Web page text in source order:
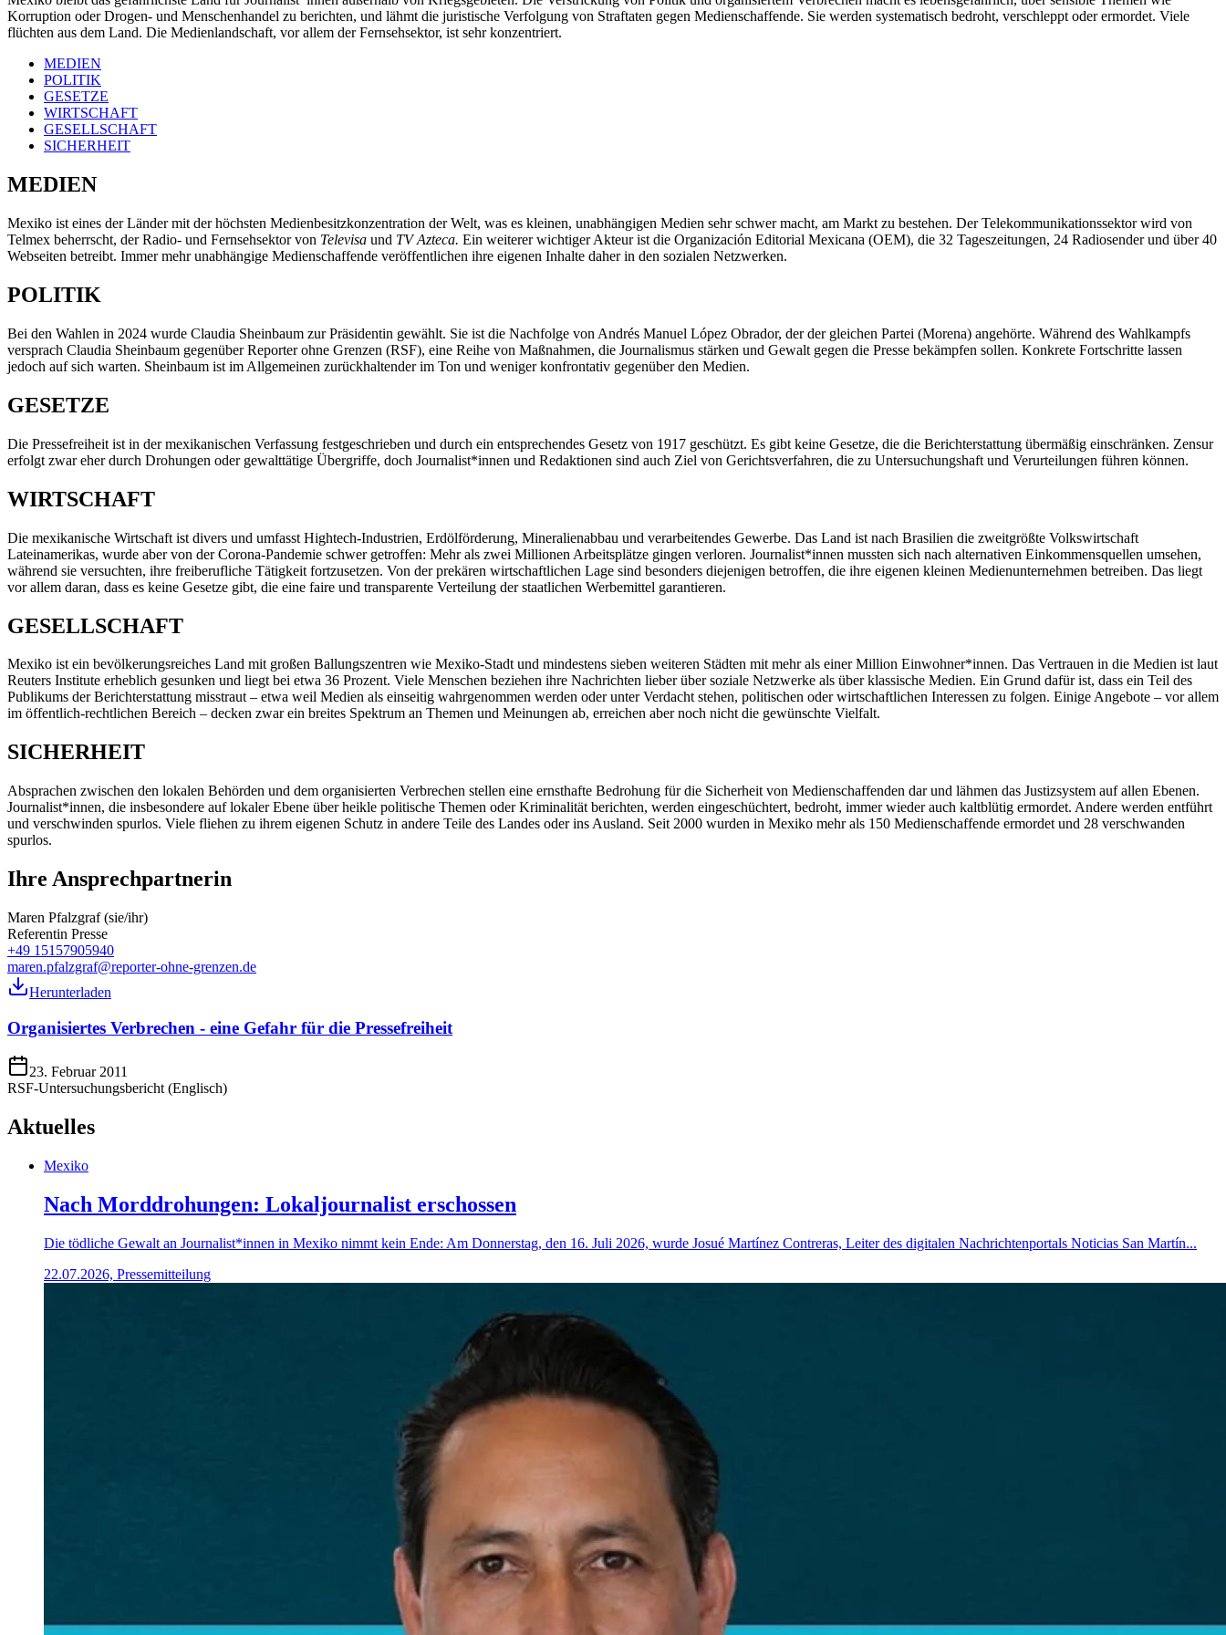
Korruption oder Drogen- und Menschenhandel zu berichten, und lähmt die juristische Verfolgung von Straftaten gegen Medienschaffende. Sie werden systematisch bedroht, verschleppt oder ermordet. Viele
flüchten aus dem Land. Die Medienlandschaft, vor allem der Fernsehsektor, ist sehr konzentriert.
MEDIEN
POLITIK
GESETZE
WIRTSCHAFT
GESELLSCHAFT
SICHERHEIT
MEDIEN
Mexiko ist eines der Länder mit der höchsten Medienbesitzkonzentration der Welt, was es kleinen, unabhängigen Medien sehr schwer macht, am Markt zu bestehen. Der Telekommunikationssektor wird von
Telmex beherrscht, der Radio- und Fernsehsektor von Televisa und TV Azteca. Ein weiterer wichtiger Akteur ist die Organización Editorial Mexicana (OEM), die 32 Tageszeitungen, 24 Radiosender und über 40
Webseiten betreibt. Immer mehr unabhängige Medienschaffende veröffentlichen ihre eigenen Inhalte daher in den sozialen Netzwerken.
POLITIK
Bei den Wahlen in 2024 wurde Claudia Sheinbaum zur Präsidentin gewählt. Sie ist die Nachfolge von Andrés Manuel López Obrador, der der gleichen Partei (Morena) angehörte. Während des Wahlkampfs
versprach Claudia Sheinbaum gegenüber Reporter ohne Grenzen (RSF), eine Reihe von Maßnahmen, die Journalismus stärken und Gewalt gegen die Presse bekämpfen sollen. Konkrete Fortschritte lassen
jedoch auf sich warten. Sheinbaum ist im Allgemeinen zurückhaltender im Ton und weniger konfrontativ gegenüber den Medien.
GESETZE
Die Pressefreiheit ist in der mexikanischen Verfassung festgeschrieben und durch ein entsprechendes Gesetz von 1917 geschützt. Es gibt keine Gesetze, die die Berichterstattung übermäßig einschränken. Zensur
erfolgt zwar eher durch Drohungen oder gewalttätige Übergriffe, doch Journalist*innen und Redaktionen sind auch Ziel von Gerichtsverfahren, die zu Untersuchungshaft und Verurteilungen führen können.
WIRTSCHAFT
Die mexikanische Wirtschaft ist divers und umfasst Hightech-Industrien, Erdölförderung, Mineralienabbau und verarbeitendes Gewerbe. Das Land ist nach Brasilien die zweitgrößte Volkswirtschaft
Lateinamerikas, wurde aber von der Corona-Pandemie schwer getroffen: Mehr als zwei Millionen Arbeitsplätze gingen verloren. Journalist*innen mussten sich nach alternativen Einkommensquellen umsehen,
während sie versuchten, ihre freiberufliche Tätigkeit fortzusetzen. Von der prekären wirtschaftlichen Lage sind besonders diejenigen betroffen, die ihre eigenen kleinen Medienunternehmen betreiben. Das liegt
vor allem daran, dass es keine Gesetze gibt, die eine faire und transparente Verteilung der staatlichen Werbemittel garantieren.
GESELLSCHAFT
Mexiko ist ein bevölkerungsreiches Land mit großen Ballungszentren wie Mexiko-Stadt und mindestens sieben weiteren Städten mit mehr als einer Million Einwohner*innen. Das Vertrauen in die Medien ist laut
Reuters Institute erheblich gesunken und liegt bei etwa 36 Prozent. Viele Menschen beziehen ihre Nachrichten lieber über soziale Netzwerke als über klassische Medien. Ein Grund dafür ist, dass ein Teil des
Publikums der Berichterstattung misstraut – etwa weil Medien als einseitig wahrgenommen werden oder unter Verdacht stehen, politischen oder wirtschaftlichen Interessen zu folgen. Einige Angebote – vor allem
im öffentlich-rechtlichen Bereich – decken zwar ein breites Spektrum an Themen und Meinungen ab, erreichen aber noch nicht die gewünschte Vielfalt.
SICHERHEIT
Absprachen zwischen den lokalen Behörden und dem organisierten Verbrechen stellen eine ernsthafte Bedrohung für die Sicherheit von Medienschaffenden dar und lähmen das Justizsystem auf allen Ebenen.
Journalist*innen, die insbesondere auf lokaler Ebene über heikle politische Themen oder Kriminalität berichten, werden eingeschüchtert, bedroht, immer wieder auch kaltblütig ermordet. Andere werden entführt
und verschwinden spurlos. Viele fliehen zu ihrem eigenen Schutz in andere Teile des Landes oder ins Ausland. Seit 2000 wurden in Mexiko mehr als 150 Medienschaffende ermordet und 28 verschwanden
spurlos.
Ihre Ansprechpartnerin
Maren Pfalzgraf (sie/ihr)
Referentin Presse
+49 15157905940
maren.pfalzgraf@reporter-ohne-grenzen.de
Herunterladen
Organisiertes Verbrechen - eine Gefahr für die Pressefreiheit
23. Februar 2011
RSF-Untersuchungsbericht (Englisch)
Aktuelles
Mexiko
Nach Morddrohungen: Lokaljournalist erschossen
Die tödliche Gewalt an Journalist*innen in Mexiko nimmt kein Ende: Am Donnerstag, den 16. Juli 2026, wurde Josué Martínez Contreras, Leiter des digitalen Nachrichtenportals Noticias San Martín...
22.07.2026, Pressemitteilung